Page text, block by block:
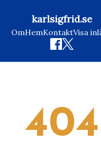
karlsigfrid.se
OmHemKontaktVisa
404